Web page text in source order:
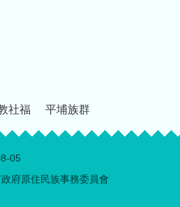
社福 平埔族群
05
府原住民族事務委員會